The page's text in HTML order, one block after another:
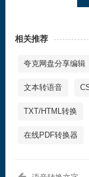
相关推荐
夸克网盘分享编辑
文本转语音
TXT/HTML转换
在线PDF转换器